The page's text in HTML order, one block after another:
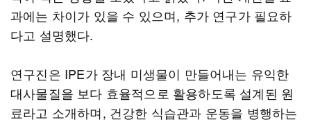
과에는 차이가 있을 수 있으며, 추가 연구가 필요하
다고 설명했다.
연구진은 IPE가 장내 미생물이 만들어내는 유익한
대사물질을 보다 효율적으로 활용하도록 설계된 원
료라고 소개하며, 건강한 식습관과 운동을 병행하는